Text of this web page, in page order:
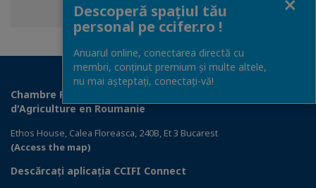
on
Facebook
on
Twitter
Chambre Française de Commerce, d'Industrie et
d'Agriculture en Roumanie
Ethos House, Calea Floreasca, 240B, Et 3 Bucarest
(Access the map)
Descărcați aplicația CCIFI Connect
Descoperă spațiul tău
personal pe ccifer.ro !
Anuarul online, conectarea directă cu
membri, conținut premium și multe altele,
nu mai așteptați, conectaţi-vă!